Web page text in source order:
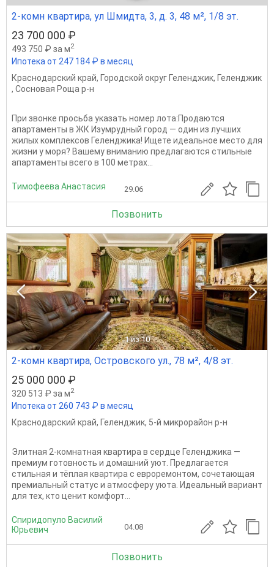
2-комн квартира, ул Шмидта, 3, д. 3, 48 м², 1/8 эт.
23 700 000 ₽
493 750 ₽ за м2
Ипотека от 247 184 ₽ в месяц
Краснодарский край, Городской округ Геленджик, Геленджик
, Сосновая Роща р-н
При звонке просьба указать номер лота:Продаются
апартаменты в ЖК Изумрудный город — один из лучших
жилых комплексов Геленджика! Ищете идеальное место для
жизни у моря? Вашему вниманию предлагаются стильные
апартаменты всего в 100 метрах...
Тимофеева Анастасия 29.06
Позвонить
1 из 10
2-комн квартира, Островского ул., 78 м², 4/8 эт.
25 000 000 ₽
320 513 ₽ за м2
Ипотека от 260 743 ₽ в месяц
Краснодарский край, Геленджик, 5-й микрорайон р-н
Элитная 2‑комнатная квартира в сердце Геленджика —
премиум готовность и домашний уют. Предлагается
стильная и тёплая квартира с евроремонтом, сочетающая
премиальный статус и атмосферу уюта. Идеальный вариант
для тех, кто ценит комфорт...
Спиридопуло Василий
Юрьевич
04.08
Позвонить